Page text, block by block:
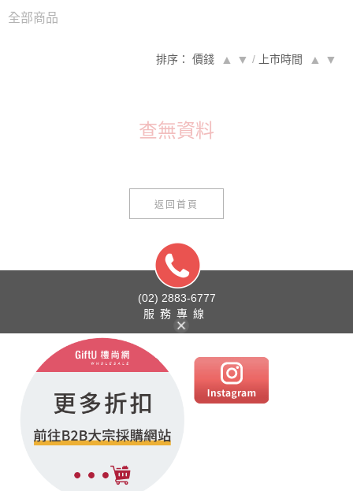
全部商品
排序： 價錢 ▲ ▼ / 上市時間 ▲ ▼
查無資料
返回首頁
(02) 2883-6777
服務專線